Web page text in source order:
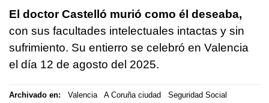
El doctor Castelló murió como él deseaba,
con sus facultades intelectuales intactas y sin
sufrimiento. Su entierro se celebró en Valencia
el día 12 de agosto del 2025.
Archivado en: Valencia A Coruña ciudad
Seguridad Social